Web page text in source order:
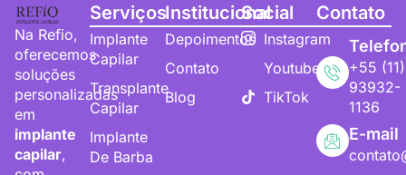
Na Refio,
oferecemos
soluções
personalizadas
em
implante
capilar,
Serviços
Implante
Capilar
Transplante
Capilar
Implante
De Barba
Institucional
Depoimentos
Contato
Blog
Social
Instagram
Youtube
TikTok
Contato
+55 (11)
93932-
1136
E-mail